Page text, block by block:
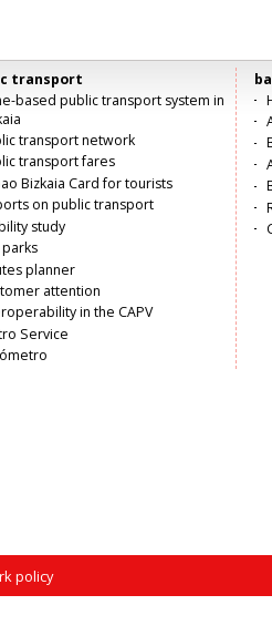
transport
based public transport system in
transport network
transport fares
Bizkaia Card for tourists
on public transport
study
parks
planner
attention
in the CAPV
Service
policy